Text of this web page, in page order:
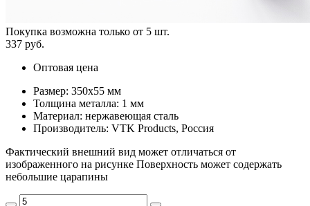
Покупка возможна только от 5 шт.
337 руб.
Оптовая цена
Размер: 350х55 мм
Толщина металла: 1 мм
Материал: нержавеющая сталь
Производитель: VTK Products, Россия
Фактический внешний вид может отличаться от
изображенного на рисунке Поверхность может содержать
небольшие царапины